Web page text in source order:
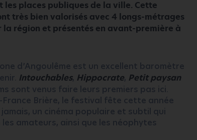
les places publiques de la ville. Cette
très bien valorisés avec 4 longs-métrages
la région et présentés en avant-première à
d’Angoulême est un excellent baromètre
Intouchables, Hippocrate, Petit paysan
sont venus faire leurs premiers pas ici.
Brière, le festival fête cette année
un cinéma populaire et subtil qui
amateurs, ainsi que les néophytes